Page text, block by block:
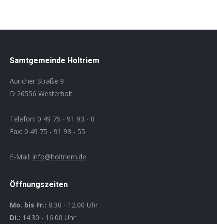
Samtgemeinde Holtriem
Auricher Straße 9
D 26556 Westerholt
Telefon: 0 49 75 - 91 93 - 0
Fax: 0 49 75 - 91 93 - 55
E-Mail: info@holtriem.de
Öffnungszeiten
Mo. bis Fr.: 8.30 - 12.00 Uhr
Di.: 14.30 - 16.00 Uhr